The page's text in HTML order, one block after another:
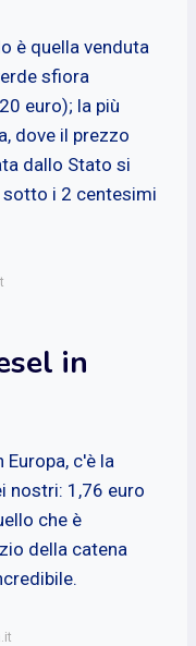
è quella venduta
sfiora
euro); la più
dove il prezzo
dallo Stato si
i 2 centesimi
in
c'è la
nostri: 1,76 euro
che è
della catena